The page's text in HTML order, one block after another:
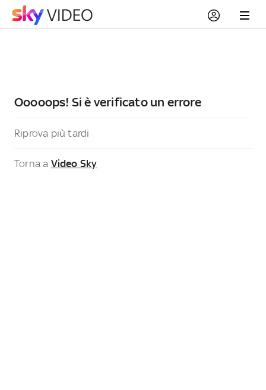
Ooooops! Si è verificato un errore
Riprova più tardi
Torna a Video Sky